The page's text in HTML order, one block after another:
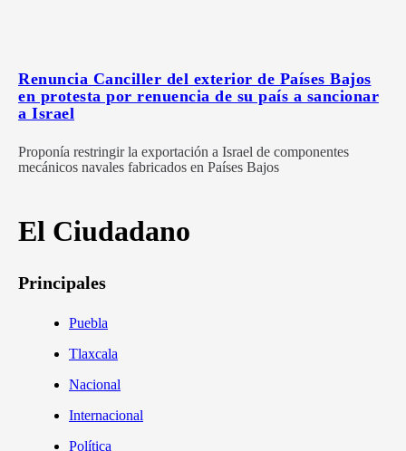
Renuncia Canciller del exterior de Países Bajos
en protesta por renuencia de su país a sancionar
a Israel
Proponía restringir la exportación a Israel de componentes
mecánicos navales fabricados en Países Bajos
El Ciudadano
Principales
Puebla
Tlaxcala
Nacional
Internacional
Política